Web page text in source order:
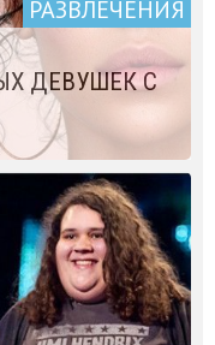
РАЗВЛЕЧЕНИЯ
ДЕВУШЕК С